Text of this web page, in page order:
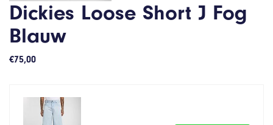
Dickies Loose Short J Fog
Blauw
€75,00